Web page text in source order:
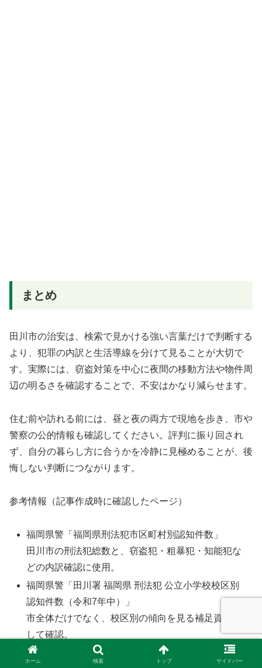
まとめ
田川市の治安は、検索で見かける強い言葉だけで判断する
より、犯罪の内訳と生活導線を分けて見ることが大切で
す。実際には、窃盗対策を中心に夜間の移動方法や物件周
辺の明るさを確認することで、不安はかなり減らせます。
住む前や訪れる前には、昼と夜の両方で現地を歩き、市や
警察の公的情報も確認してください。評判に振り回され
ず、自分の暮らし方に合うかを冷静に見極めることが、後
悔しない判断につながります。
参考情報（記事作成時に確認したページ）
福岡県警「福岡県刑法犯市区町村別認知件数」
田川市の刑法犯総数と、窃盗犯・粗暴犯・知能犯な
どの内訳確認に使用。
福岡県警「田川署 福岡県 刑法犯 公立小学校校区別
認知件数（令和7年中）」
市全体だけでなく、校区別の傾向を見る補足資料と
して確認。
田川市「田川市の人口」
ホーム 検索 トップ サイドバー